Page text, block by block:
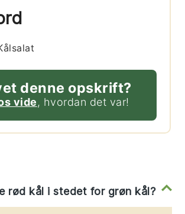
denne opskrift?
vide, hvordan det var!
rød kål i stedet for grøn kål?